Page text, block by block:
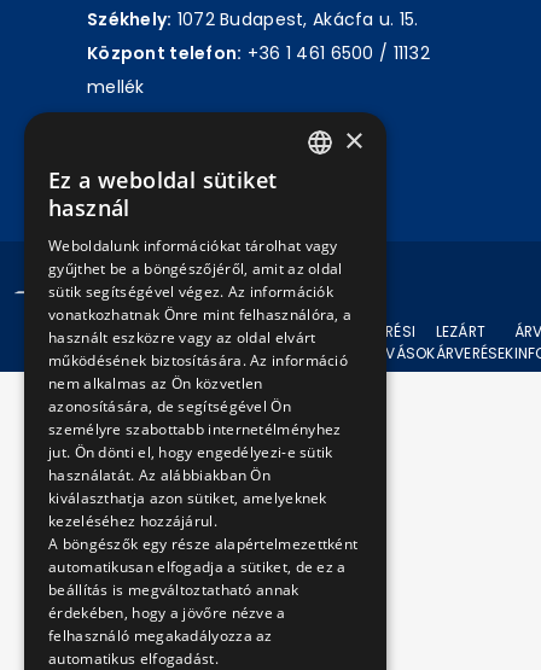
Székhely: 1072 Budapest, Akácfa u. 15.
Központ telefon: +36 1 461 6500 / 11132
mellék
© 2024 BKV Minden jog fenntartva.
AKTUÁLIS
ÁRVERÉSEK
ÁRVERÉSI
FELHÍVÁSOK
LEZÁRT
ÁRVERÉSEK
×
Ez a weboldal sütiket
használ
Weboldalunk információkat tárolhat vagy
gyűjthet be a böngészőjéről, amit az oldal
sütik segítségével végez. Az információk
vonatkozhatnak Önre mint felhasználóra, a
használt eszközre vagy az oldal elvárt
működésének biztosítására. Az információ
nem alkalmas az Ön közvetlen
azonosítására, de segítségével Ön
személyre szabottabb internetélményhez
jut. Ön dönti el, hogy engedélyezi-e sütik
használatát. Az alábbiakban Ön
kiválaszthatja azon sütiket, amelyeknek
kezeléséhez hozzájárul.
A böngészők egy része alapértelmezettként
automatikusan elfogadja a sütiket, de ez a
beállítás is megváltoztatható annak
érdekében, hogy a jövőre nézve a
felhasználó megakadályozza az
automatikus elfogadást.